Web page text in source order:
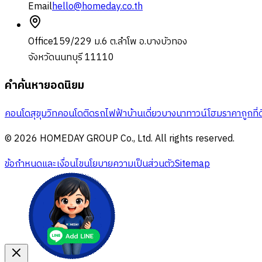
Emailhello@homeday.co.th
Office159/229 ม.6 ต.ลำโพ อ.บางบัวทอง
จังหวัดนนทบุรี 11110
คำค้นหายอดนิยม
คอนโดสุขุมวิทคอนโดติดรถไฟฟ้าบ้านเดี่ยวบางนาทาวน์โฮมราคาถูกที่
© 2026 HOMEDAY GROUP Co., Ltd. All rights reserved.
ข้อกำหนดและเงื่อนไขนโยบายความเป็นส่วนตัวSitemap